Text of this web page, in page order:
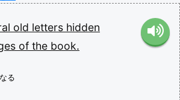
old letters hidden
of the book.
る